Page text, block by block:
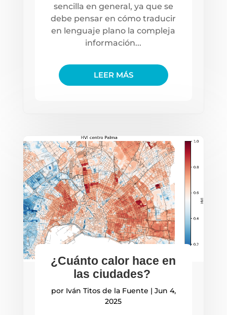
sencilla en general, ya que se
debe pensar en cómo traducir
en lenguaje plano la compleja
información...
LEER MÁS
¿Cuánto calor hace en
las ciudades?
por Iván Titos de la Fuente | Jun 4,
2025